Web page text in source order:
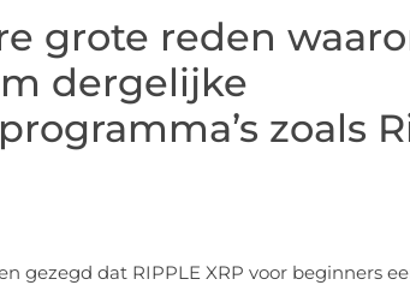
grote reden
dergelijke
zoals
gezegd dat RIPPLE XRP voor beginners